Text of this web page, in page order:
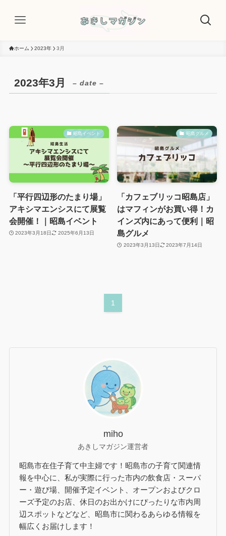
ホーム 2023年 3月
2023年3月 – date –
昭島イベント
「平行四辺形のたまり場」
アキシマエンシスにて展覧
会開催！｜昭島イベント
2023年3月18日 2025年6月13日
昭島グルメ
「カフェブリッコ昭島店」
はマフィンがお買い得！カ
インズ内にあって便利｜昭
島グルメ
2023年3月13日 2023年7月14日
1
miho
あきしマガジン運営者
昭島市在住子育て中主婦です！昭島市の子育て関連情
報を中心に、私が実際に行った市内の飲食店・スーパ
ー・遊び場、開催予定イベント、オープンおよびクロ
ーズ予定のお店、休日のお出かけにぴったりな市内周
辺スポットなどなど、昭島市に関わるあらゆる情報を
幅広くお届けします！